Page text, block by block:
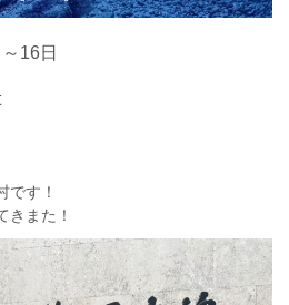
16日
です！
きまた！